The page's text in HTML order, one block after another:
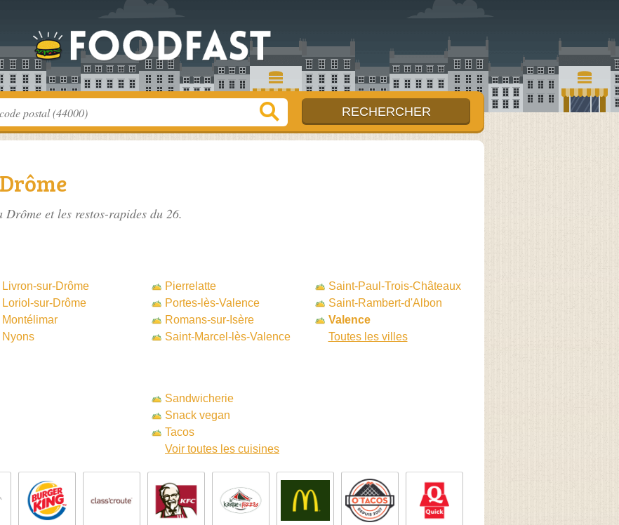
Drôme et les restos-rapides du 26.
Livron-sur-Drôme
Loriol-sur-Drôme
Montélimar
Nyons
Pierrelatte
Portes-lès-Valence
Romans-sur-Isère
Saint-Marcel-lès-Valence
Saint-Paul-Trois-Châteaux
Saint-Rambert-d'Albon
Valence
Toutes les villes
Sandwicherie
Snack vegan
Tacos
Voir toutes les cuisines